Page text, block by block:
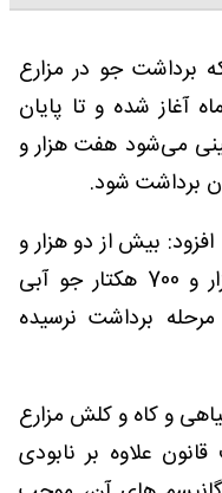
برداشت جو در مزارع
آغاز شده و تا پایان
می‌شود هفت هزار و
بیش از دو هزار و
700 هکتار از مزارع جو دیم و هزار و 700 هکتار جو آبی
برداشت نرسیده
و کاه و کلش مزارع
علاوه بر نابودی